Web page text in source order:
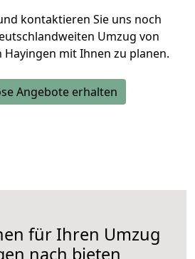
kontaktieren Sie uns noch
Umzug von
mit Ihnen zu planen.
Angebote erhalten
für Ihren Umzug
nach bieten